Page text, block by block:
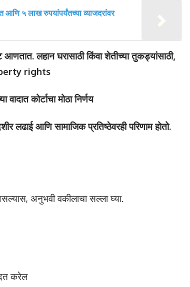
५ लाख रुपयांपर्यंतच्या व्याजदरांवर
आणतात. लहान घरासाठी किंवा शेतीच्या तुकड्यांसाठी,
rights
कोर्टाचा मोठा निर्णय
लढाई आणि सामाजिक प्रतिष्ठेवरही परिणाम होतो.
अनुभवी वकीलाचा सल्ला घ्या.
करेल